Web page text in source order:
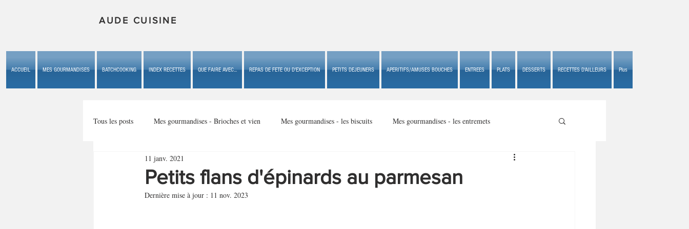
AUDE CUISINE
ACCUEIL MES GOURMANDISES BATCHCOOKING INDEX RECETTES QUE FAIRE AVEC... REPAS DE FETE OU D'EXCEPTION PETITS DEJEUNERS APERITIFS/AMUSES BOUCHES ENTREES PLATS DESSERTS RECETTES D'AILLEURS Plus
Tous les posts Mes gourmandises - Brioches et vien Mes gourmandises - les biscuits Mes gourmandises - les entremets
Mes gourmandises - les gâteaux du b
Mes gourmandises - plaisirs d'enfan
Petits flans d'épinards au parmesan
11 janv. 2021
Dernière mise à jour : 11 nov. 2023